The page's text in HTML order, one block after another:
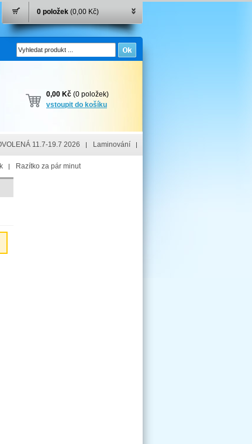
0 položek (0,00 Kč)
0,00 Kč (0 položek)
vstoupit do košíku
11.7-19.7 2026 Laminování
Razítko za pár minut